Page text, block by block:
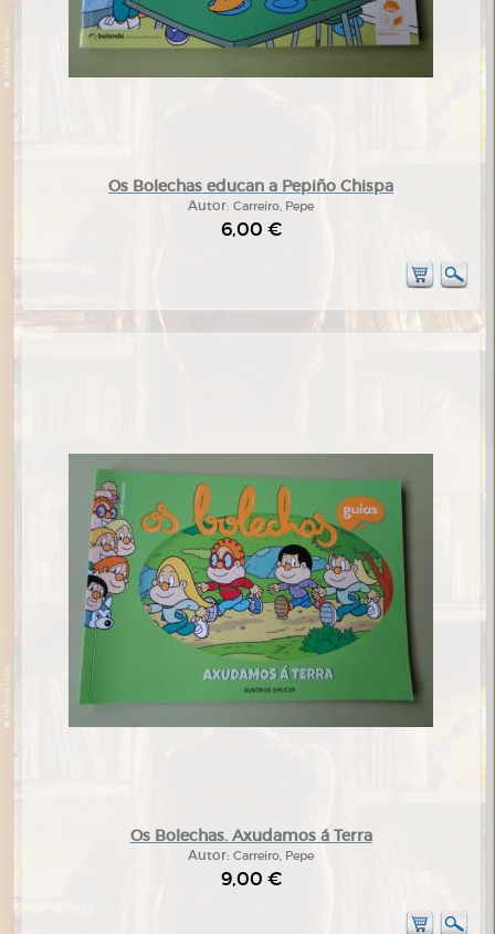
Os Bolechas educan a Pepiño Chispa
Autor: Carreiro, Pepe
6,00 €
Os Bolechas. Axudamos á Terra
Autor: Carreiro, Pepe
9,00 €